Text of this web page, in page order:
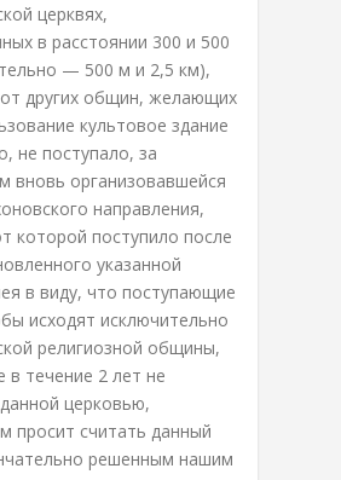
церквях,
в расстоянии 300 и 500
— 500 м и 2,5 км),
от других общин, желающих
культовое здание
не поступало, за
вновь организовавшейся
направления,
которой поступило после
указанной
в виду, что поступающие
исходят исключительно
религиозной общины,
в течение 2 лет не
церковью,
просит считать данный
решенным нашим